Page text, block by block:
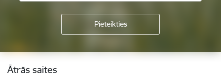
Kājene
Ātrās saites